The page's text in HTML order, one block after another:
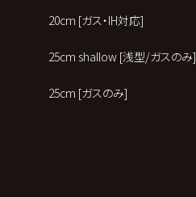
20cm [ガス・IH対応]
25cm shallow [浅型/ガスのみ]
25cm [ガスのみ]